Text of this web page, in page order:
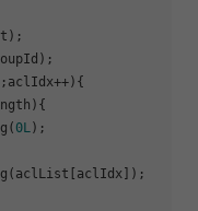
;aclIdx++){
0L );